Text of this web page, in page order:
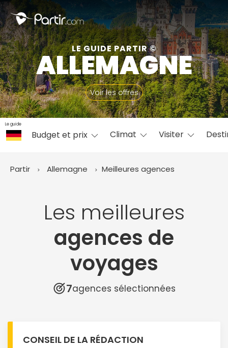
LE GUIDE PARTIR ©
ALLEMAGNE
Voir les offres
Le guide
Budget et prix Climat Visiter
Partir Allemagne Meilleures agences
Les meilleures
agences de
voyages
7agences sélectionnées
CONSEIL DE LA RÉDACTION
Fermer
📍 Destinations populaires
☀️ Où partir par mois
Juillet
Août Septembre
Octobre